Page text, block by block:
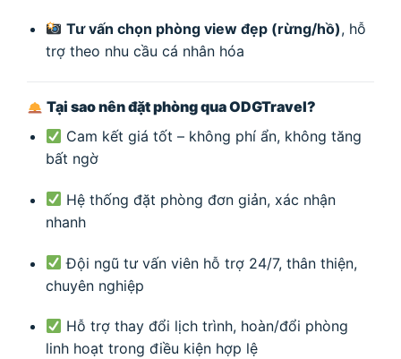
Tư vấn chọn phòng view đẹp (rừng/hồ), hỗ
trợ theo nhu cầu cá nhân hóa
Tại sao nên đặt phòng qua ODGTravel?
Cam kết giá tốt – không phí ẩn, không tăng
bất ngờ
Hệ thống đặt phòng đơn giản, xác nhận
nhanh
Đội ngũ tư vấn viên hỗ trợ 24/7, thân thiện,
chuyên nghiệp
Hỗ trợ thay đổi lịch trình, hoàn/đổi phòng
linh hoạt trong điều kiện hợp lệ